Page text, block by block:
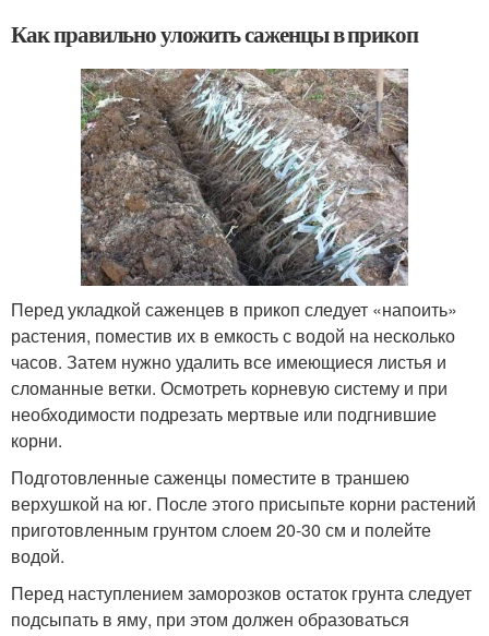
Как правильно уложить саженцы в прикоп
Перед укладкой саженцев в прикоп следует «напоить»
растения, поместив их в емкость с водой на несколько
часов. Затем нужно удалить все имеющиеся листья и
сломанные ветки. Осмотреть корневую систему и при
необходимости подрезать мертвые или подгнившие
корни.
Подготовленные саженцы поместите в траншею
верхушкой на юг. После этого присыпьте корни растений
приготовленным грунтом слоем 20-30 см и полейте
водой.
Перед наступлением заморозков остаток грунта следует
подсыпать в яму, при этом должен образоваться